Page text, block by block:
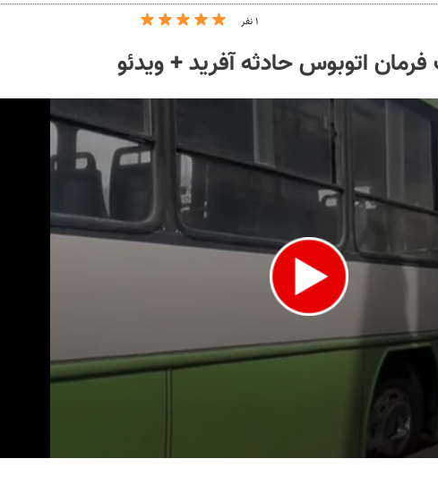
۱ نفر
اتوبوس حادثه آفرید + ویدئو
برخورد تاریخی موشک فالکون
۹ با ماه + فیلم
خودروی شما به بهترین قیمت بازار ✅
ثبت درخواست
ثبت درخواست